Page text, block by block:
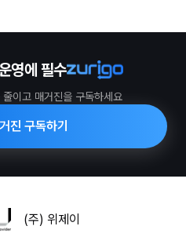
영에 필수
줄이고 매거진을 구독하세요
진 구독하기
(주) 위제이